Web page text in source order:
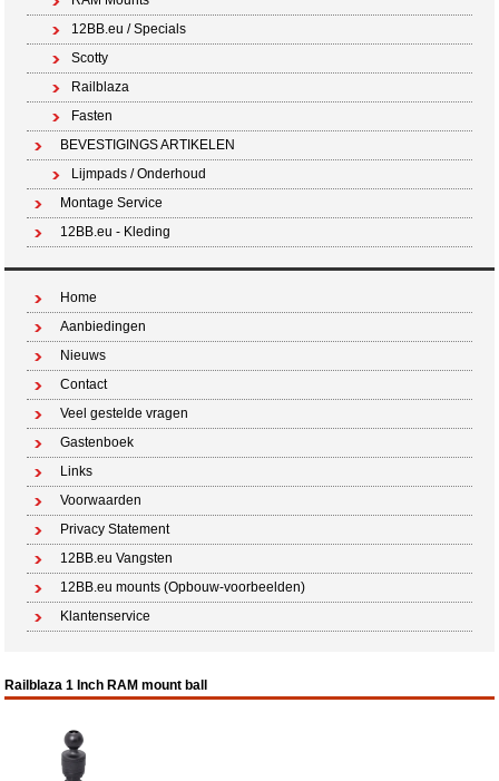
12BB.eu / Specials
Scotty
Railblaza
Fasten
BEVESTIGINGS ARTIKELEN
Lijmpads / Onderhoud
Montage Service
12BB.eu - Kleding
Home
Aanbiedingen
Nieuws
Contact
Veel gestelde vragen
Gastenboek
Links
Voorwaarden
Privacy Statement
12BB.eu Vangsten
12BB.eu mounts (Opbouw-voorbeelden)
Klantenservice
Railblaza 1 Inch RAM mount ball